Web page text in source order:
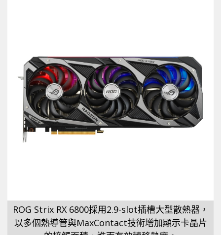
ROG Strix RX 6800採用2.9-slot插槽大型散熱器，
以多個熱導管與MaxContact技術增加顯示卡晶片